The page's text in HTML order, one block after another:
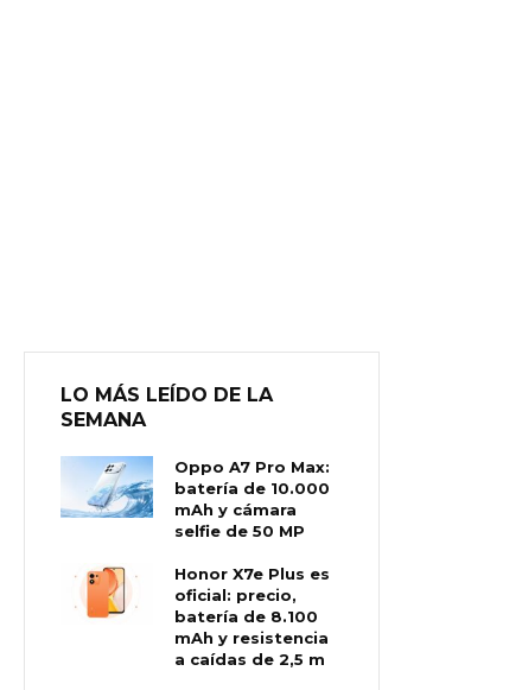
LO MÁS LEÍDO DE LA
SEMANA
Oppo A7 Pro Max:
batería de 10.000
mAh y cámara
selfie de 50 MP
Honor X7e Plus es
oficial: precio,
batería de 8.100
mAh y resistencia
a caídas de 2,5 m